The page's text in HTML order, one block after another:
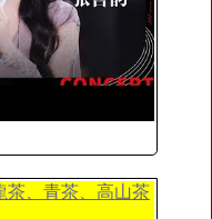
茶、青茶、高山茶